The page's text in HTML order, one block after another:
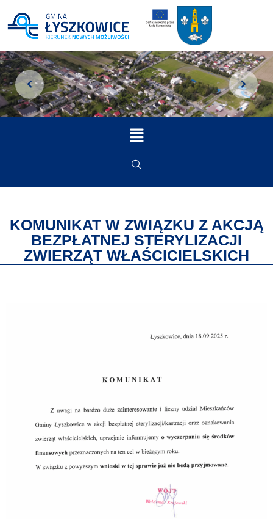
KOMUNIKAT W ZWIĄZKU Z AKCJĄ
BEZPŁATNEJ STERYLIZACJI
ZWIERZĄT WŁAŚCICIELSKICH